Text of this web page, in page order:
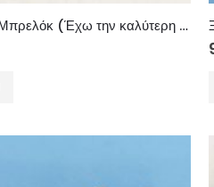
Ξύλινη ετικέτα 6Χ4 εκ. για Μπρελόκ (Έχω την καλύτερη γιαγιά αγόρι)